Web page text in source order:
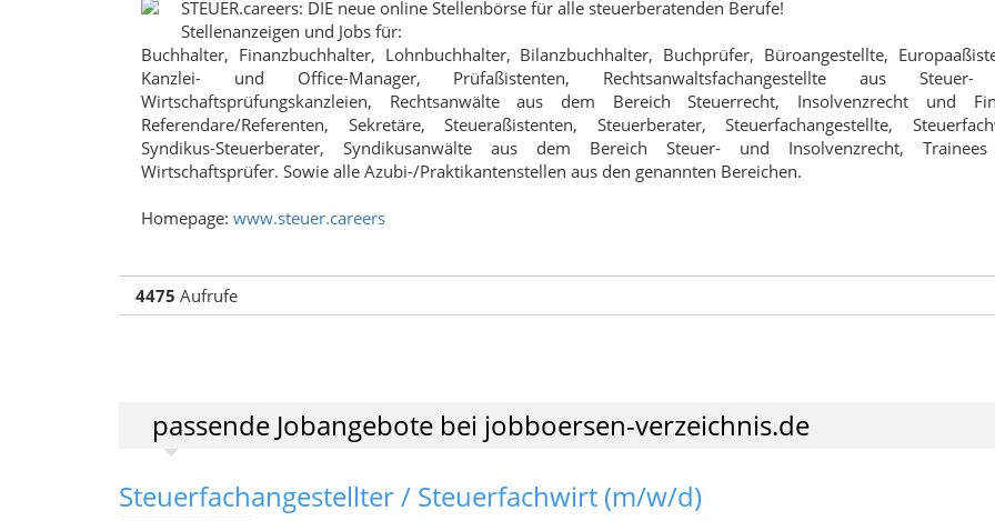
STEUER.careers: DIE neue online Stellenbörse für alle steuerberatenden Berufe!
Stellenanzeigen und Jobs für:
Buchhalter, Finanzbuchhalter, Lohnbuchhalter, Bilanzbuchhalter, Buchprüfer, Büroangestellte,
Kanzlei- und Office-Manager, Prüfaßistenten, Rechtsanwaltsfachangestellte aus
Wirtschaftsprüfungskanzleien, Rechtsanwälte aus dem Bereich Steuerrecht, Insolvenzrecht und
Referendare/Referenten, Sekretäre, Steueraßistenten, Steuerberater, Steuerfachangestellte,
Syndikus-Steuerberater, Syndikusanwälte aus dem Bereich Steuer- und Insolvenzrecht,
Wirtschaftsprüfer. Sowie alle Azubi-/Praktikantenstellen aus den genannten Bereichen.
Homepage: www.steuer.careers
4475 Aufrufe
passende Jobangebote bei jobboersen-verzeichnis.de
Steuerfachangestellter / Steuerfachwirt (m/w/d)